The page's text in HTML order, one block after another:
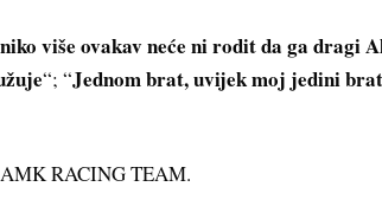
više ovakav neće ni rodit da ga dragi
“; “Jednom brat, uvijek moj jedini
RACING TEAM.